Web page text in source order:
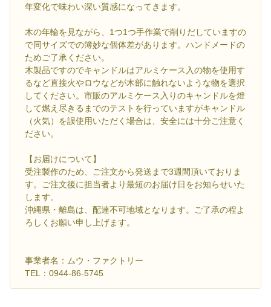
年変化で味わい深い質感になってきます。
木の年輪を見ながら、1つ1つ手作業で削りだしていますの
で同サイズでの簿妙な個体差があります。ハンドメードの
ためご了承ください。
木製品ですのでキャンドルはアルミケース入の物を使用す
るなど直接火やロウなどが木部に触れないような物を選択
してください。市販のアルミケース入りのキャンドルを燈
して燃え尽きるまでのテストを行っていますがキャンドル
（火気）を誤使用いただく場合は、安全には十分ご注意く
ださい。
【お届けについて】
受注製作のため、ご注文から発送まで3週間頂いておりま
す。ご注文後に担当者より最短のお届け日をお知らせいた
します。
沖縄県・離島は、配達不可地域となります。ご了承の程よ
ろしくお願い申し上げます。
事業者名：ムウ・ファクトリー
TEL：0944-86-5745